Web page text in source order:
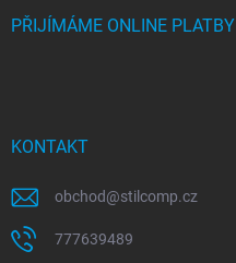
PŘIJÍMÁME ONLINE PLATBY
KONTAKT
obchod@stilcomp.cz
777639489